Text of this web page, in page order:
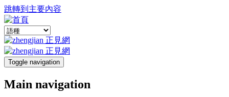
跳轉到主要內容
Toggle navigation
Main navigation